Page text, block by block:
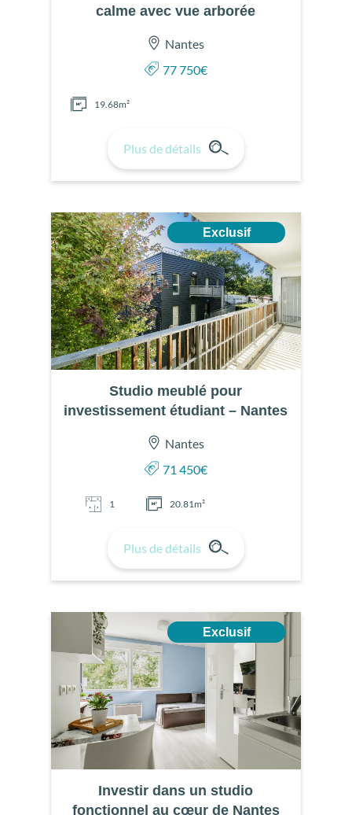
calme avec vue arborée
Nantes
77 750€
19.68m²
Plus de détails
Exclusif
Studio meublé pour
investissement étudiant – Nantes
Nantes
71 450€
1 20.81m²
Plus de détails
Exclusif
Investir dans un studio
fonctionnel au cœur de Nantes